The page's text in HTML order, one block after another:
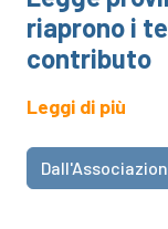
riaprono i
contributo
Leggi di più